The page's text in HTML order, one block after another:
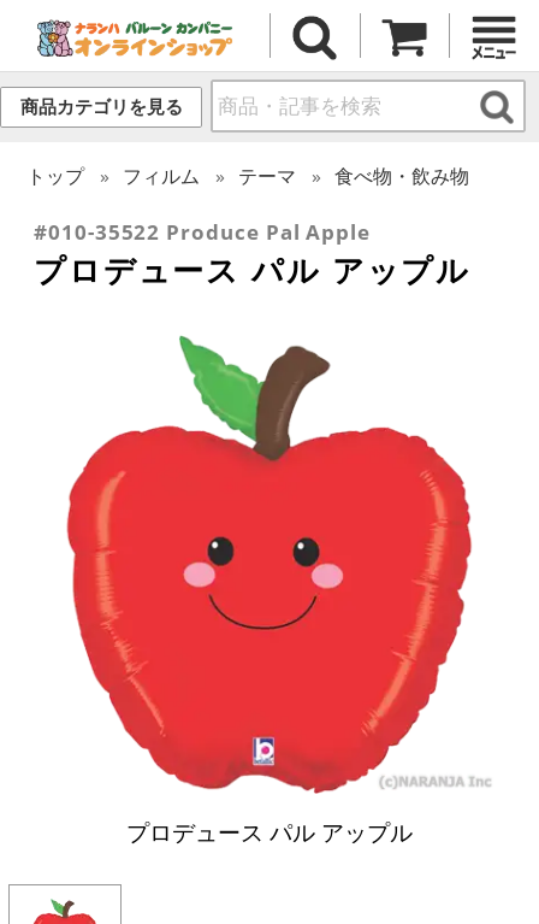
商品カテゴリを見る
トップ フィルム テーマ 食べ物・飲み物
#010-35522 Produce Pal Apple
プロデュース パル アップル
プロデュース パル アップル